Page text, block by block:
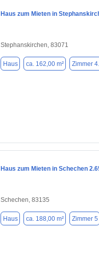
Haus zum Mieten in
Stephanskirchen, 83071
Haus ca. 162,00 m² Zimmer
Haus zum Mieten in Schechen
Schechen, 83135
Haus ca. 188,00 m² Zimmer 5